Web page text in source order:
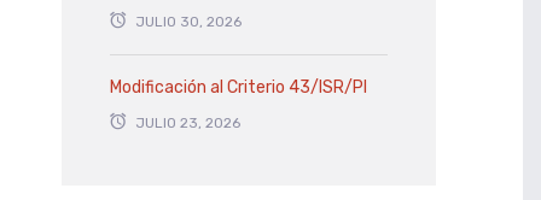
JULIO 30, 2026
Modificación al Criterio 43/ISR/PI
JULIO 23, 2026